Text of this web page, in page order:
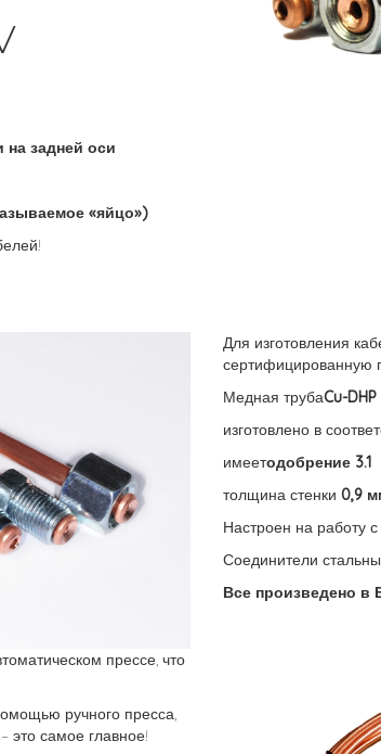
задней оси
«яйцо»)
Для изготовления
сертифицированную
Медная трубаCu-DHP
изготовлено в
имеетодобрение 3.1
толщина стенки 0,9
Настроен на работу
Соединители
Все произведено в
прессе, что
ручного пресса,
это самое главное!